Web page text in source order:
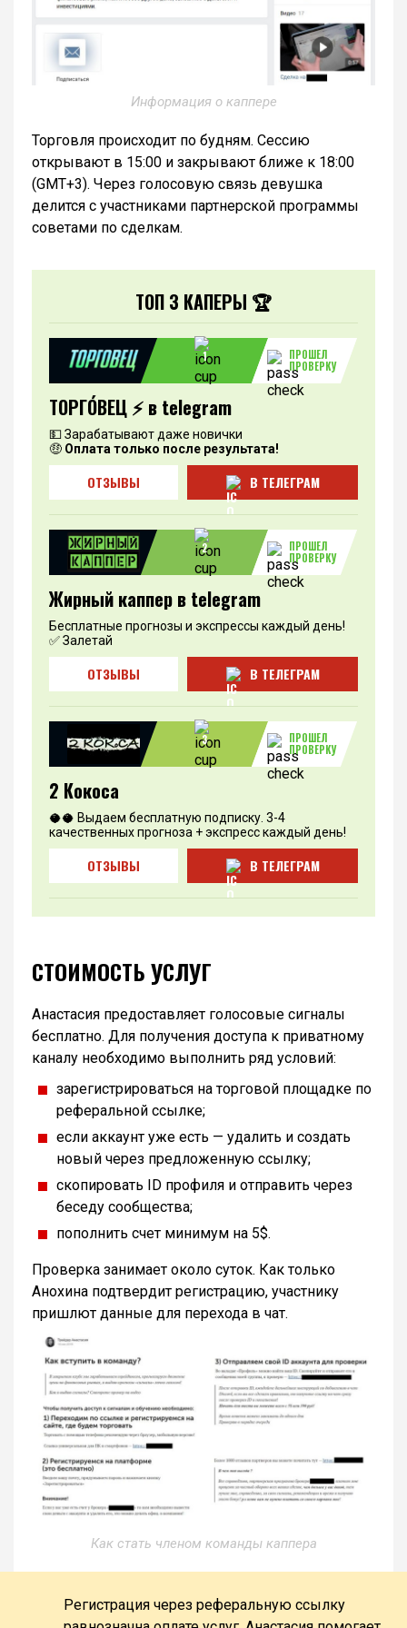
Информация о каппере
Торговля происходит по будням. Сессию
открывают в 15:00 и закрывают ближе к 18:00
(GMT+3). Через голосовую связь девушка
делится с участниками партнерской программы
советами по сделкам.
ТОП 3 КАПЕРЫ 🏆
1
ПРОШЕЛ
ПРОВЕРКУ
ТОРГО́ВЕЦ ⚡️ в telegram
💵 Зарабатывают даже новички
🤑 Оплата только после результата!
ОТЗЫВЫ В ТЕЛЕГРАМ
2
ПРОШЕЛ
ПРОВЕРКУ
Жирный каппер в telegram
Бесплатные прогнозы и экспрессы каждый день!
✅ Залетай
ОТЗЫВЫ В ТЕЛЕГРАМ
3
ПРОШЕЛ
ПРОВЕРКУ
2 Кокоса
🥥🥥 Выдаем бесплатную подписку. 3-4
качественных прогноза + экспресс каждый день!
ОТЗЫВЫ В ТЕЛЕГРАМ
СТОИМОСТЬ УСЛУГ
Анастасия предоставляет голосовые сигналы
бесплатно. Для получения доступа к приватному
каналу необходимо выполнить ряд условий:
зарегистрироваться на торговой площадке по
реферальной ссылке;
если аккаунт уже есть — удалить и создать
новый через предложенную ссылку;
скопировать ID профиля и отправить через
беседу сообщества;
пополнить счет минимум на 5$.
Проверка занимает около суток. Как только
Анохина подтвердит регистрацию, участнику
пришлют данные для перехода в чат.
Как стать членом команды каппера
Регистрация через реферальную ссылку